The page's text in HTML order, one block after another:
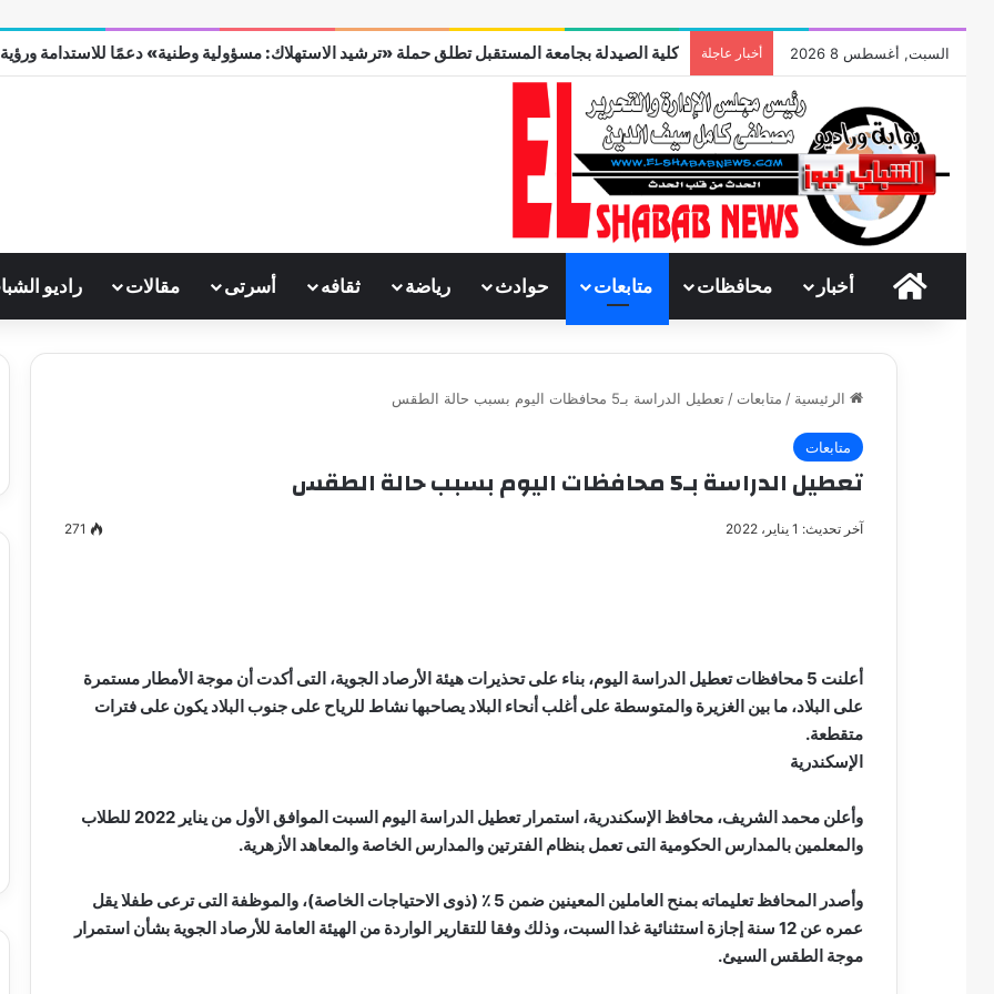
السبت, أغسطس 8 2026 أخبار عاجلة كلية الصيدلة بجامعة المستقبل تطلق حملة «ترشيد الاستهلاك: مسؤولية وطنية» دعمًا للاستدامة ورؤية
الرئيسية
أخبار محافظات متابعات حوادث رياضة ثقافه أسرتى مقالات راديو
الرئيسية / متابعات / تعطيل الدراسة بـ5 محافظات اليوم بسبب حالة الطقس
متابعات
تعطيل الدراسة بـ5 محافظات اليوم بسبب حالة الطقس
آخر تحديث: 1 يناير، 2022 271
أعلنت 5 محافظات تعطيل الدراسة اليوم، بناء على تحذيرات هيئة الأرصاد الجوية، التى أكدت أن موجة الأمطار مستمرة
على البلاد، ما بين الغزيرة والمتوسطة على أغلب أنحاء البلاد يصاحبها نشاط للرياح على جنوب البلاد يكون على فترات
متقطعة.
الإسكندرية
وأعلن محمد الشريف، محافظ الإسكندرية، استمرار تعطيل الدراسة اليوم السبت الموافق الأول من يناير 2022 للطلاب
والمعلمين بالمدارس الحكومية التى تعمل بنظام الفترتين والمدارس الخاصة والمعاهد الأزهرية.
وأصدر المحافظ تعليماته بمنح العاملين المعينين ضمن 5 ٪ (ذوى الاحتياجات الخاصة)، والموظفة التى ترعى طفلا يقل
عمره عن 12 سنة إجازة استثنائية غدا السبت، وذلك وفقا للتقارير الواردة من الهيئة العامة للأرصاد الجوية بشأن استمرار
موجة الطقس السيئ.
سيف
….
كليوباترا
القرن
مصطفى كامل سيف الدين …. يكتب
مايسه عطوه كليوباترا القرن 21
سيف
الدين
….
مصطفى كامل سيف الدين …. يكتب
ميلاد جديد